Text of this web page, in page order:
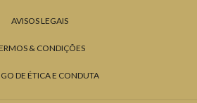
AVISOS LEGAIS
& CONDIÇÕES
DE ÉTICA E CONDUTA